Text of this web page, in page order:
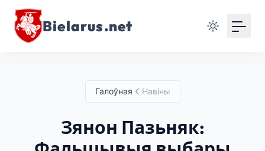
Bielarus.net
Галоўная Навіны
Зянон Пазьняк: